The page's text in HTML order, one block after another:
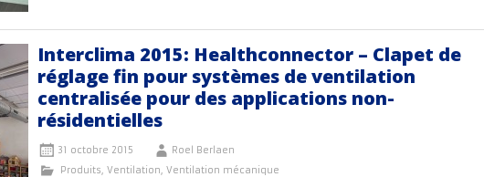
Interclima 2015: Healthconnector – Clapet de
réglage fin pour systèmes de ventilation
centralisée pour des applications non-
résidentielles
31 octobre 2015
Roel Berlaen
Produits, Ventilation, Ventilation mécanique